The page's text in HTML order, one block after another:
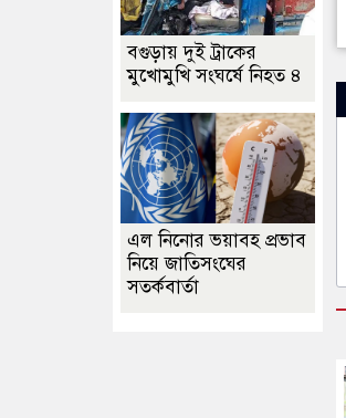
বগুড়ায় দুই ট্রাকের
মুখোমুখি সংঘর্ষে নিহত ৪
এল নিনোর ভয়াবহ প্রভাব
নিয়ে জাতিসংঘের
সতর্কবার্তা